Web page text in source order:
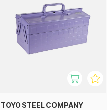
TOYO STEEL COMPANY